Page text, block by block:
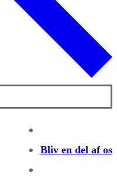
Bliv en del af os